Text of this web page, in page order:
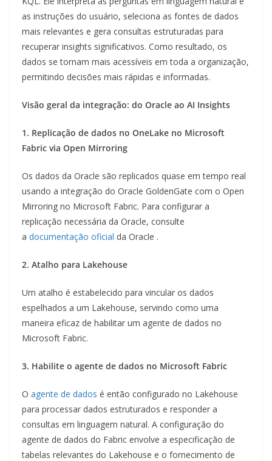
as instruções do usuário, seleciona as fontes de dados
mais relevantes e gera consultas estruturadas para
recuperar insights significativos. Como resultado, os
dados se tornam mais acessíveis em toda a organização,
permitindo decisões mais rápidas e informadas.
Visão geral da integração: do Oracle ao AI Insights
1. Replicação de dados no OneLake no Microsoft
Fabric via Open Mirroring
Os dados da Oracle são replicados quase em tempo real
usando a integração do Oracle GoldenGate com o Open
Mirroring no Microsoft Fabric. Para configurar a
replicação necessária da Oracle, consulte
a documentação oficial da Oracle .
2. Atalho para Lakehouse
Um atalho é estabelecido para vincular os dados
espelhados a um Lakehouse, servindo como uma
maneira eficaz de habilitar um agente de dados no
Microsoft Fabric.
3. Habilite o agente de dados no Microsoft Fabric
O agente de dados é então configurado no Lakehouse
para processar dados estruturados e responder a
consultas em linguagem natural. A configuração do
agente de dados do Fabric envolve a especificação de
tabelas relevantes do Lakehouse e o fornecimento de